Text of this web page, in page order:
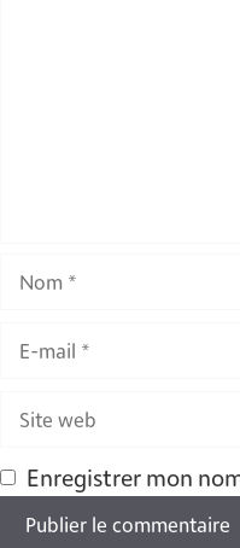
mail
web
Enregistrer mon